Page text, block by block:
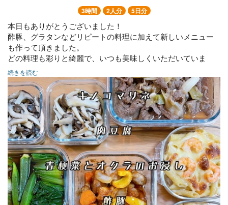
3時間 2人分 5日分
本日もありがとうございました！
酢豚、グラタンなどリピートの料理に加えて新しいメニュー
も作って頂きました。
どの料理も彩りと綺麗で、いつも美味しくいただいていま
す。
またよろしくお願いします。
キノコマリネ
肉豆腐
青梗菜とオクラのお浸し
酢豚
★海老とチキンのマカロニグラタン
★鳥ニラ玉
キャロットラペ
★チーズコロッケ
★冷凍可能
続きを読む